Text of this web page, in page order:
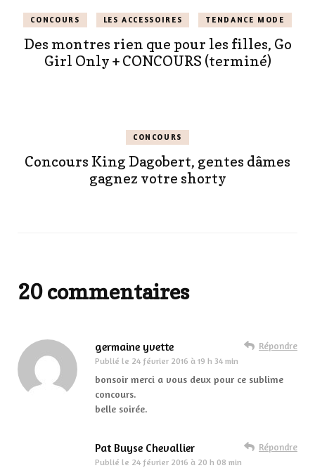
CONCOURS LES ACCESSOIRES TENDANCE MODE
Des montres rien que pour les filles, Go
Girl Only + CONCOURS (terminé)
CONCOURS
Concours King Dagobert, gentes dâmes
gagnez votre shorty
20 commentaires
germaine yvette
Publié le 24 février 2016 à 19 h 34 min
Répondre
bonsoir merci a vous deux pour ce sublime
concours.
belle soirée.
Pat Buyse Chevallier
Publié le 24 février 2016 à 20 h 08 min
Répondre